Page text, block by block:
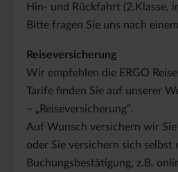
Hin- und Rückfahrt (2.Klasse,
Bitte fragen Sie uns nach
Reiseversicherung
Wir empfehlen die ERGO
Tarife finden Sie auf unserer
– „Reiseversicherung“.
Auf Wunsch versichern wir
oder Sie versichern sich selbst
Buchungsbestätigung, z.B.